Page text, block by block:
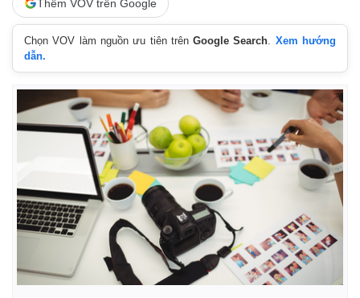
Kinh tế
Bất động sản
Thị trường
Tỷ giá
Chứng khoán
Giá cà phê
Thêm VOV trên Google
Chọn VOV làm nguồn ưu tiên trênGoogle Search
Xem hướng
dẫn.